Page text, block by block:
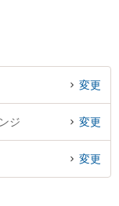
変更
ジ 変更
変更